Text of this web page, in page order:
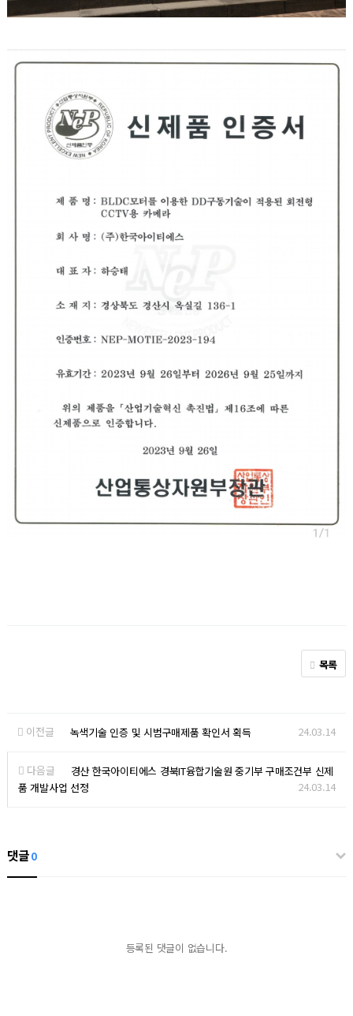
목록
이전글 녹색기술 인증 및 시범구매제품 확인서 획득 24.03.14
다음글
경산 한국아이티에스 경북IT융합기술원 중기부 구매조건부 신제
품 개발사업 선정
24.03.14
댓글0
등록된 댓글이 없습니다.